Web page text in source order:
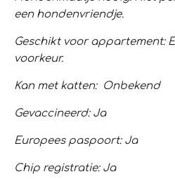
een hondenvriendje.
Geschikt voor appartement:
voorkeur.
Kan met katten: Onbekend
Gevaccineerd: Ja
Europees paspoort: Ja
Chip registratie: Ja